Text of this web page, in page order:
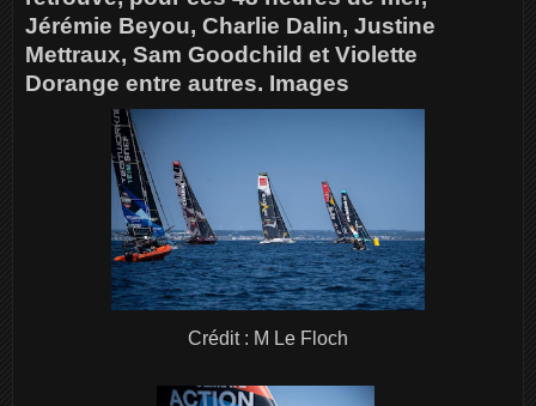
Jérémie Beyou, Charlie Dalin, Justine
Mettraux, Sam Goodchild et Violette
Dorange entre autres. Images
Crédit : M Le Floch